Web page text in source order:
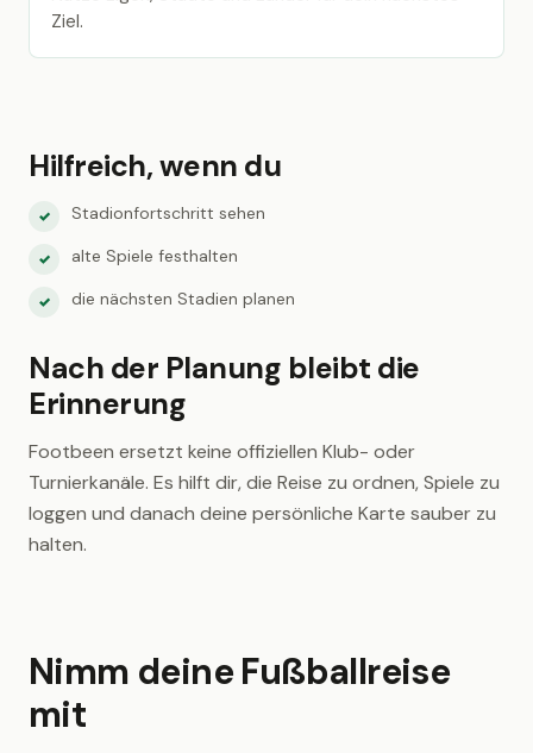
Ziel.
Hilfreich, wenn du
✓ Stadionfortschritt sehen
✓ alte Spiele festhalten
✓ die nächsten Stadien planen
Nach der Planung bleibt die
Erinnerung
Footbeen ersetzt keine offiziellen Klub- oder
Turnierkanäle. Es hilft dir, die Reise zu ordnen, Spiele zu
loggen und danach deine persönliche Karte sauber zu
halten.
Nimm deine Fußballreise
mit